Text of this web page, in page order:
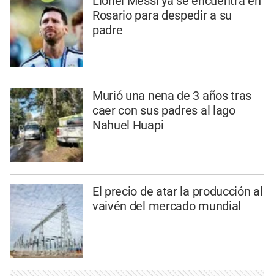
Rosario para despedir a su
padre
Murió una nena de 3 años tras
caer con sus padres al lago
Nahuel Huapi
El precio de atar la producción al
vaivén del mercado mundial